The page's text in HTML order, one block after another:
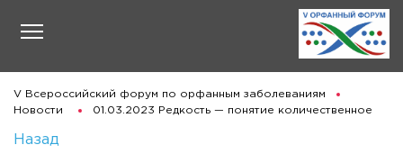
V Всероссийский форум по орфанным заболеваниям
Новости
01.03.2023 Редкость — понятие количественное
Назад